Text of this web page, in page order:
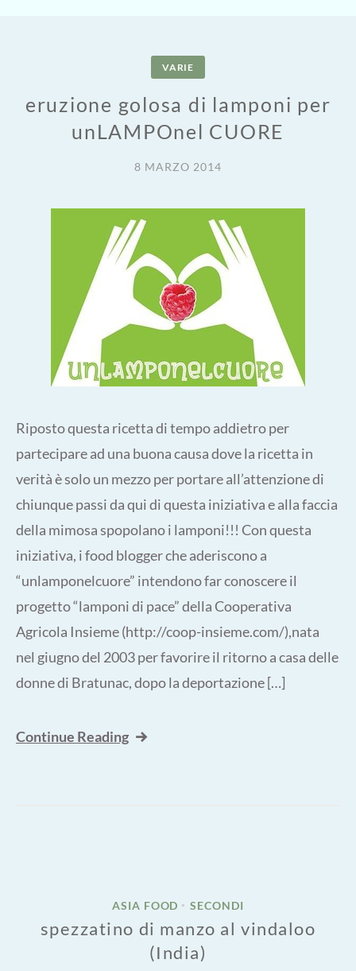
VARIE
eruzione golosa di lamponi per
unLAMPOnel CUORE
8 MARZO 2014
Riposto questa ricetta di tempo addietro per
partecipare ad una buona causa dove la ricetta in
verità è solo un mezzo per portare all’attenzione di
chiunque passi da qui di questa iniziativa e alla faccia
della mimosa spopolano i lamponi!!! Con questa
iniziativa, i food blogger che aderiscono a
“unlamponelcuore” intendono far conoscere il
progetto “lamponi di pace” della Cooperativa
Agricola Insieme (http://coop-insieme.com/),nata
nel giugno del 2003 per favorire il ritorno a casa delle
donne di Bratunac, dopo la deportazione […]
Continue Reading
ASIA FOOD • SECONDI
spezzatino di manzo al vindaloo
(India)